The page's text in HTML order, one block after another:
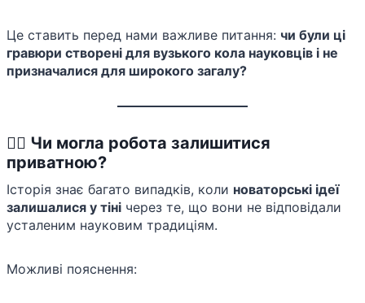
Це ставить перед нами важливе питання: чи були ці
гравюри створені для вузького кола науковців і не
призначалися для широкого загалу?
🕵️‍♂️ Чи могла робота залишитися
приватною?
Історія знає багато випадків, коли новаторські ідеї
залишалися у тіні через те, що вони не відповідали
усталеним науковим традиціям.
Можливі пояснення: